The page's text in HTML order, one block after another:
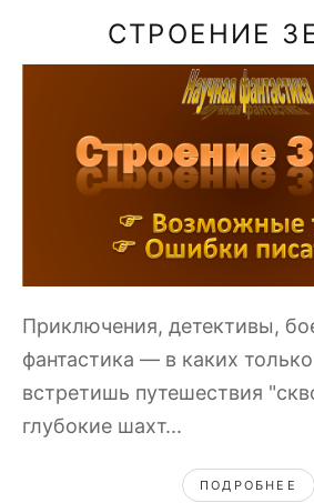
СТРОЕНИЕ
Приключения, детективы,
фантастика — в каких
встретишь путешествия
глубокие шахт...
ПОДРОБНЕЕ